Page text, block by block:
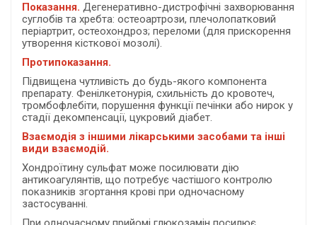
Показання. Дегенеративно-дистрофічні захворювання
суглобів та хребта: остеоартрози, плечолопатковий
періартрит, остеохондроз; переломи (для прискорення
утворення кісткової мозолі).
Протипоказання.
Підвищена чутливість до будь-якого компонента
препарату. Фенілкетонурія, схильність до кровотеч,
тромбофлебіти, порушення функції печінки або нирок у
стадії декомпенсації, цукровий діабет.
Взаємодія з іншими лікарськими засобами та інші
види взаємодій.
Хондроїтину сульфат може посилювати дію
антикоагулянтів, що потребує частішого контролю
показників згортання крові при одночасному
застосуванні.